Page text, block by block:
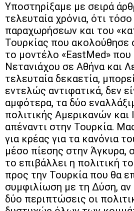
Υποστηρίξαμε με σειρά
τελευταία χρόνια, ότι
παραχωρήσεων και του
Τουρκίας που ακολούθησε
το μοντέλο «EastMed»
Νετανιάχου σε Αθήνα και
τελευταία δεκαετία,
εντελώς αντιφατικά, δεν
αμφότερα, τα δύο
πολιτικής Αμερικανών και
απέναντι στην Τουρκία.
για κρέας για τα κανόνια
μέσο πίεσης στην Άγκυρα,
το επιβάλλει η πολιτική
προς την Τουρκία που θα
συμφιλίωση με τη Δύση, αν
δύο περιπτώσεις οι